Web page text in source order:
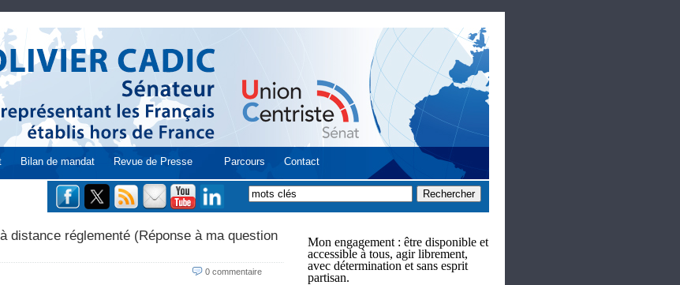
Bilan de mandat Revue de Presse Parcours Contact
distance réglementé (Réponse à ma question
0 commentaire
Mon engagement : être disponible et
accessible à tous, agir librement,
avec détermination et sans esprit
partisan.